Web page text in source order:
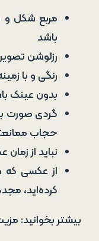
باشد
رزلوشن تصویر ۳۰۰DPI باشد
رنگی و با
بدون عینک
گردی صورت
حجاب
نباید از زمان عکس
از عکسی که
کرده‌اید،
بیشتر بخوانید: